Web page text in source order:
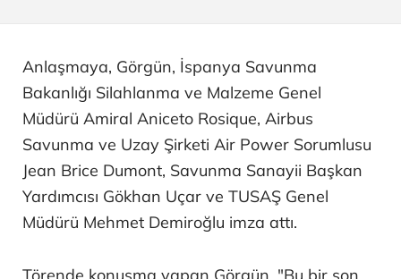
Anlaşmaya, Görgün, İspanya Savunma
Bakanlığı Silahlanma ve Malzeme Genel
Müdürü Amiral Aniceto Rosique, Airbus
Savunma ve Uzay Şirketi Air Power Sorumlusu
Jean Brice Dumont, Savunma Sanayii Başkan
Yardımcısı Gökhan Uçar ve TUSAŞ Genel
Müdürü Mehmet Demiroğlu imza attı.